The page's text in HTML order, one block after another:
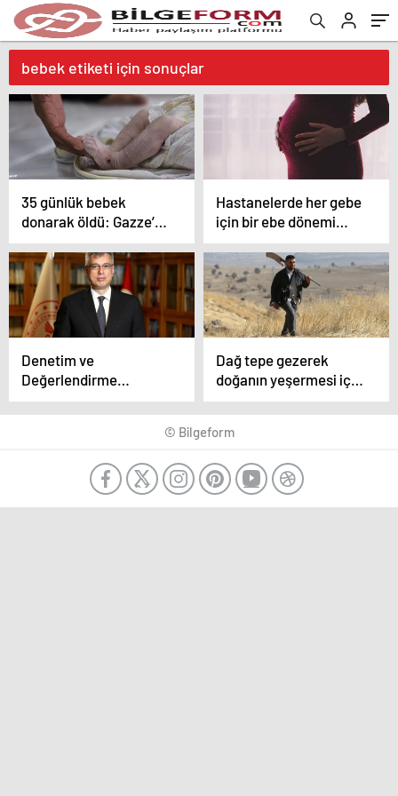
bebek etiketi için sonuçlar
35 günlük bebek
donarak öldü: Gazze’de
acımasız kış
Hastanelerde her gebe
için bir ebe dönemi
başladı
Denetim ve
Değerlendirme
Bilimsel Komisyonu
tüm branşlarda etkin
Dağ tepe gezerek
doğanın yeşermesi için
çalışıyor
© Bilgeform